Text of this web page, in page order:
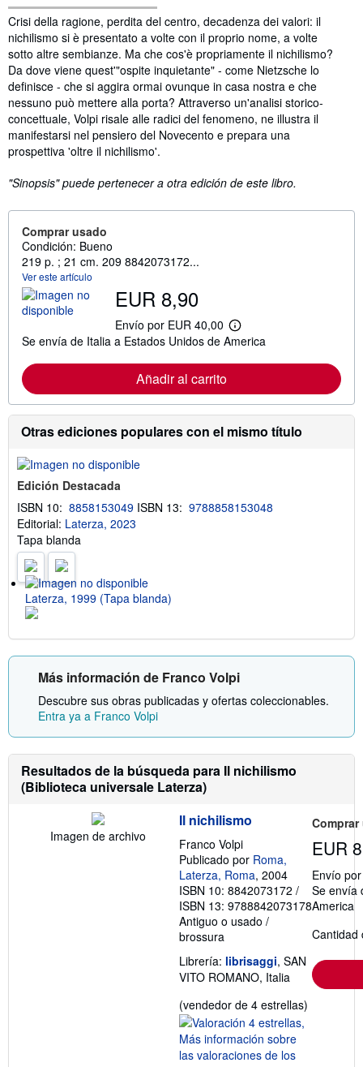
Sinopsis
Crisi della ragione, perdita del centro, decadenza dei valori: il
nichilismo si è presentato a volte con il proprio nome, a volte
sotto altre sembianze. Ma che cos'è propriamente il nichilismo?
Da dove viene quest'"ospite inquietante" - come Nietzsche lo
definisce - che si aggira ormai ovunque in casa nostra e che
nessuno può mettere alla porta? Attraverso un'analisi storico-
concettuale, Volpi risale alle radici del fenomeno, ne illustra il
manifestarsi nel pensiero del Novecento e prepara una
prospettiva 'oltre il nichilismo'.
"Sinopsis" puede pertenecer a otra edición de este libro.
Comprar usado
Condición: Bueno
219 p. ; 21 cm. 209 8842073172...
Ver este artículo
EUR 8,90
Envío por EUR 40,00
M
á
i
o
r
m
a
o
a
s
d
e
e
o
Se envía de Italia a Estados Unidos de America
Añadir al carrito
Otras ediciones populares con el mismo título
Edición Destacada
ISBN 10: 8858153049 ISBN 13: 9788858153048
Editorial: Laterza, 2023
Tapa blanda
Laterza, 1999 (Tapa blanda)
Más información de Franco Volpi
Descubre sus obras publicadas y ofertas coleccionables.
Entra ya a Franco Volpi
Resultados de la búsqueda para Il nichilismo
(Biblioteca universale Laterza)
Imagen de archivo
Il nichilismo
Franco Volpi
Publicado por Roma,
Laterza, Roma, 2004
ISBN 10: 8842073172 /
ISBN 13: 9788842073178
Antiguo o usado /
brossura
Librería: librisaggi, SAN
VITO ROMANO, Italia
(vendedor de 4 estrellas)
EUR
Envío
Se envía
America
Cantidad